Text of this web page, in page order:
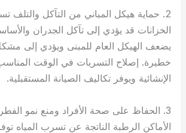
2. حماية هيكل المباني من التآكل والتلف
الخزانات قد يؤدي إلى تآكل الجدران
يضعف الهيكل العام للمبنى ويؤدي إلى
خطيرة. إصلاح التسربات في الوقت المناسب
الإنشائية ويوفر تكاليف الصيانة المستقبلية.
3. الحفاظ على صحة الأفراد ومنع نمو
الأماكن الرطبة الناتجة عن تسرب المياه